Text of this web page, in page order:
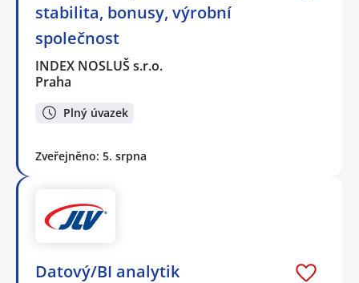
stabilita, bonusy, výrobní
společnost
INDEX NOSLUŠ s.r.o.
Praha
Plný úvazek
Zveřejněno: 5. srpna
Datový/BI analytik